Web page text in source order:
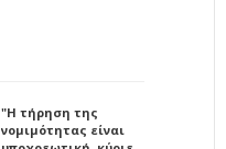
"Η τήρηση της
νομιμότητας είναι